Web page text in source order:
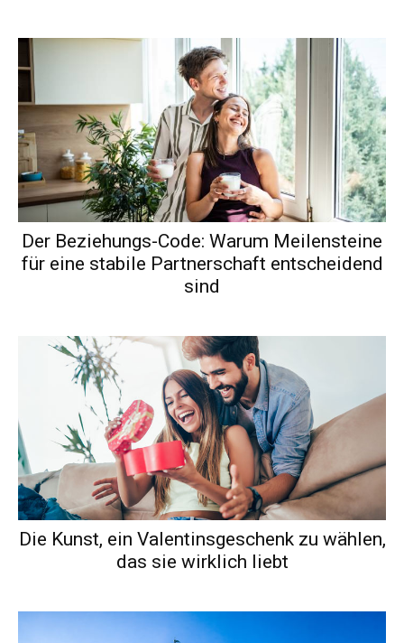
Der Beziehungs-Code: Warum Meilensteine
für eine stabile Partnerschaft entscheidend
sind
Die Kunst, ein Valentinsgeschenk zu wählen,
das sie wirklich liebt